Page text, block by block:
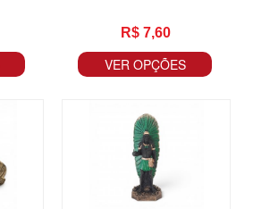
R$ 7,60
VER OPÇÕES